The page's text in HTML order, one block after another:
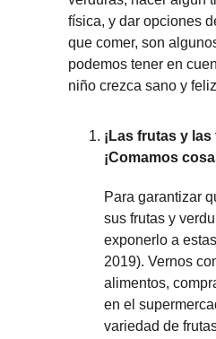
física, y dar opciones
que comer, son
podemos tener en
niño crezca sano y
¡Las frutas y
¡Comamos
Para garantizar
sus frutas y
exponerlo a
2019). Vernos
alimentos,
en el
variedad de